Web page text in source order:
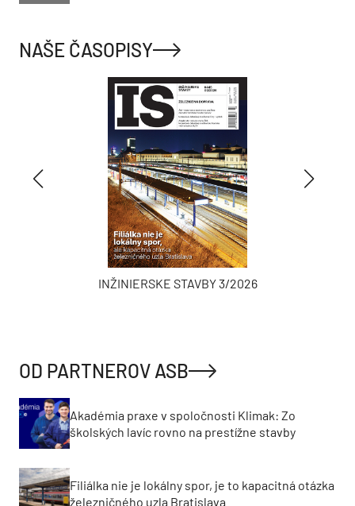
NAŠE ČASOPISY
INŽINIERSKE STAVBY 3/2026
OD PARTNEROV ASB
Akadémia praxe v spoločnosti Klimak: Zo
školských lavíc rovno na prestížne stavby
Filiálka nie je lokálny spor, je to kapacitná otázka
železničného uzla Bratislava